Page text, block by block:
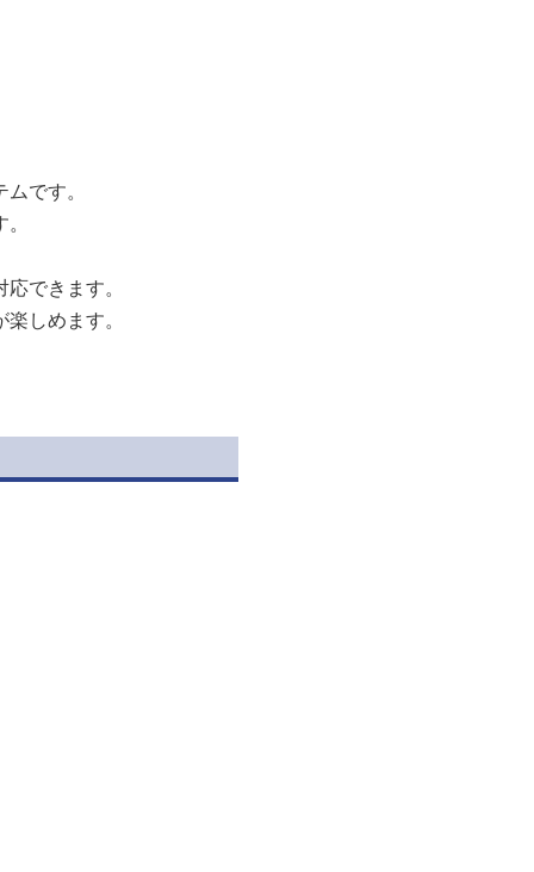
です。
できます。
しめます。